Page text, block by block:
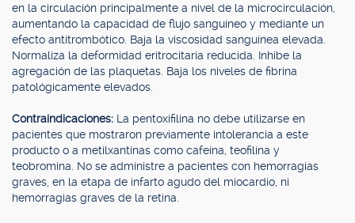
en la circulación principalmente a nivel de la microcirculación,
aumentando la capacidad de flujo sanguíneo y mediante un
efecto antitrombótico. Baja la viscosidad sanguínea elevada.
Normaliza la deformidad eritrocitaria reducida. Inhibe la
agregación de las plaquetas. Baja los niveles de fibrina
patológicamente elevados.
Contraindicaciones: La pentoxifilina no debe utilizarse en
pacientes que mostraron previamente intolerancia a este
producto o a metilxantinas como cafeína, teofilina y
teobromina. No se administre a pacientes con hemorragias
graves, en la etapa de infarto agudo del miocardio, ni
hemorragias graves de la retina.